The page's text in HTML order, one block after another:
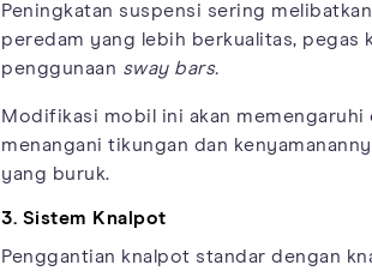
Peningkatan suspensi sering
peredam yang lebih berkualitas, pegas
penggunaan sway bars.
Modifikasi mobil ini akan memengaruhi
menangani tikungan dan
yang buruk.
3. Sistem Knalpot
Penggantian knalpot standar dengan